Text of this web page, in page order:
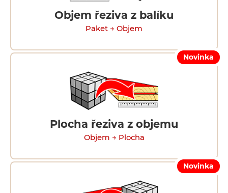
Objem řeziva z balíku
Paket → Objem
Novinka
Plocha řeziva z objemu
Objem → Plocha
Novinka